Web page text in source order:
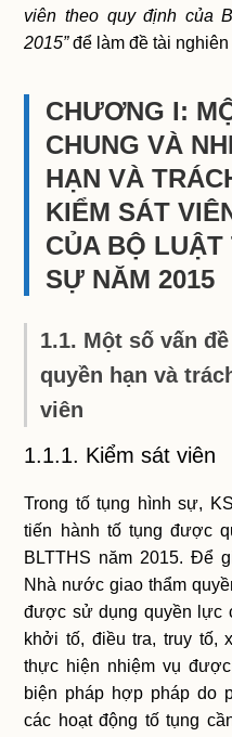
viên theo quy định của
2015”để làm đề tài
CHƯƠNG I:
CHUNG VÀ
HẠN VÀ
KIỂM SÁT
CỦA BỘ LUẬT
SỰ NĂM 2015
1.1. Một số vấn
quyền hạn và
viên
1.1.1. Kiểm sát viên
Trong tố tụng hình sự,
tiến hành tố tụng được
BLTTHS năm 2015. Để
Nhà nước giao thẩm
được sử dụng quyền lực
khởi tố, điều tra, truy tố,
thực hiện nhiệm vụ
biện pháp hợp pháp do
các hoạt động tố tụng